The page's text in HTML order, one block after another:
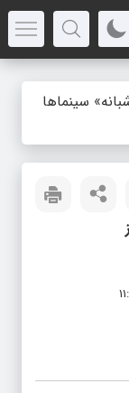
سینماها